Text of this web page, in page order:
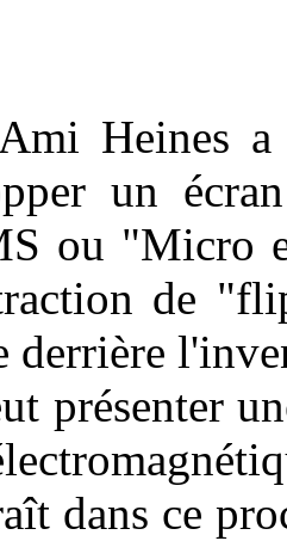
Heines
un
ou "Micro
de
derrière
présenter
dans ce